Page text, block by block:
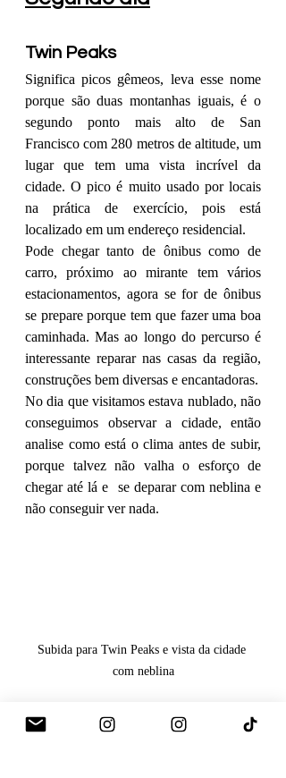
Twin Peaks
Significa picos gêmeos, leva esse nome
porque são duas montanhas iguais, é o
segundo ponto mais alto de San
Francisco com 280 metros de altitude, um
lugar que tem uma vista incrível da
cidade. O pico é muito usado por locais
na prática de exercício, pois está
localizado em um endereço residencial.
Pode chegar tanto de ônibus como de
carro, próximo ao mirante tem vários
estacionamentos, agora se for de ônibus
se prepare porque tem que fazer uma boa
caminhada. Mas ao longo do percurso é
interessante reparar nas casas da região,
construções bem diversas e encantadoras.
No dia que visitamos estava nublado, não
conseguimos observar a cidade, então
analise como está o clima antes de subir,
porque talvez não valha o esforço de
chegar até lá e  se deparar com neblina e
não conseguir ver nada.
Subida para Twin Peaks e vista da cidade
com neblina